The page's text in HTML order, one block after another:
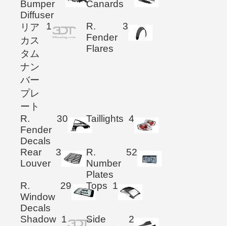
Bumper
Diffuser
Canards
リア
カス
タム
ナン
バー
プレ
ート
1
R.
Fender
Flares
3
R.
Fender
Decals
30 Taillights 4
Rear
Louver
3
R.
Number
Plates
52
R.
Window
Decals
29 Tops 1
Shadow 1
Side
2